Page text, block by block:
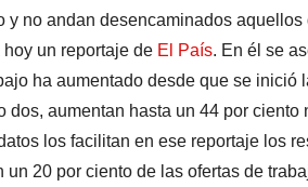
y no andan desencaminados
hoy un reportaje de El País. En él se
ha aumentado desde que se inició
dos, aumentan hasta un 44 por
los facilitan en ese reportaje los
un 20 por ciento de las ofertas de